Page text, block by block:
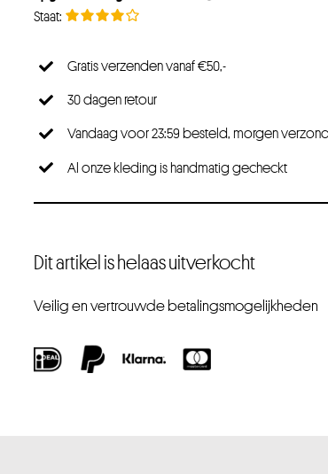
Gratis verzenden vanaf €50,-
30 dagen retour
Vandaag voor 23:59 besteld, morgen
Al onze kleding is handmatig gecheckt
Dit artikel is helaas uitverkocht
Veilig en vertrouwde betalingsmogelijkheden